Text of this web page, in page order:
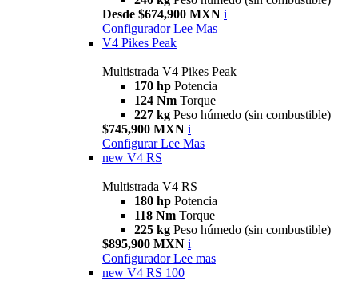
Desde $674,900 MXN i
Configurador Lee Mas
V4 Pikes Peak
Multistrada V4 Pikes Peak
170 hp Potencia
124 Nm Torque
227 kg Peso húmedo (sin combustible)
$745,900 MXN i
Configurar Lee Mas
new V4 RS
Multistrada V4 RS
180 hp Potencia
118 Nm Torque
225 kg Peso húmedo (sin combustible)
$895,900 MXN i
Configurador Lee mas
new V4 RS 100